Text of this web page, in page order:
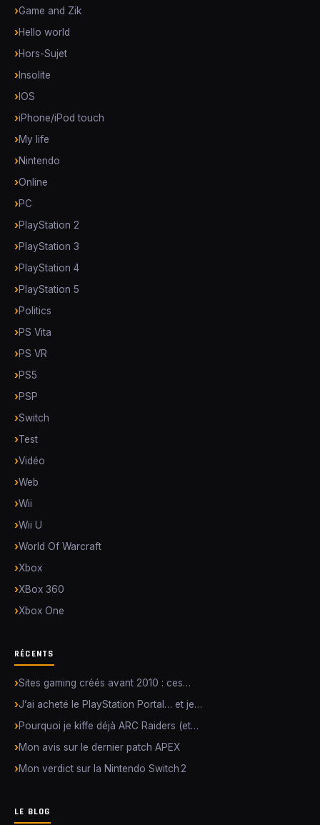
Game and Zik
Hello world
Hors-Sujet
Insolite
IOS
iPhone/iPod touch
My life
Nintendo
Online
PC
PlayStation 2
PlayStation 3
PlayStation 4
PlayStation 5
Politics
PS Vita
PS VR
PS5
PSP
Switch
Test
Vidéo
Web
Wii
Wii U
World Of Warcraft
Xbox
XBox 360
Xbox One
RÉCENTS
Sites gaming créés avant 2010 : ces…
J’ai acheté le PlayStation Portal… et je…
Pourquoi je kiffe déjà ARC Raiders (et…
Mon avis sur le dernier patch APEX
Mon verdict sur la Nintendo Switch 2
LE BLOG